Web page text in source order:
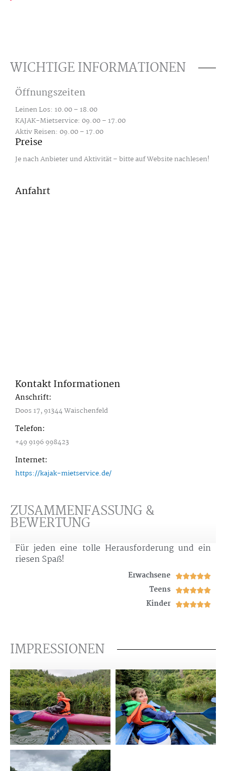
WICHTIGE INFORMATIONEN
Öffnungszeiten
Leinen Los: 10.00 – 18.00
KAJAK-Mietservice: 09.00 – 17.00
Aktiv Reisen: 09.00 – 17.00
Preise
Je nach Anbieter und Aktivität – bitte auf Website nachlesen!
Anfahrt
Kontakt Informationen
Anschrift:
Doos 17, 91344 Waischenfeld
Telefon:
+49 9196 998423
Internet:
https://kajak-mietservice.de/
ZUSAMMENFASSUNG &
BEWERTUNG
Für jeden eine tolle Herausforderung und ein
riesen Spaß!
Erwachsene 
Teens 
Kinder 
5
IMPRESSIONEN